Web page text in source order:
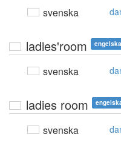
svenska
ladies'room engelska
svenska
ladies room
svenska